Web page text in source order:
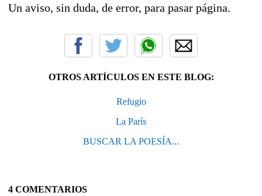
Un aviso, sin duda, de error, para pasar página.
OTROS ARTÍCULOS EN ESTE BLOG:
Refugio
La París
BUSCAR LA POESÍA...
4 COMENTARIOS